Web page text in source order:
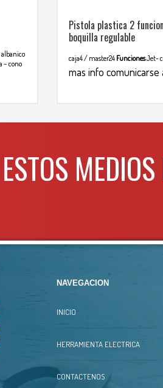
– cono
Pistola plastica 2
boquilla regulable
caja4 / master24 FuncionesJet-
mas info comunicarse
MEDIOS
NAVEGACION
INICIO
HERRAMIENTA ELECTRICA
CONTACTENOS